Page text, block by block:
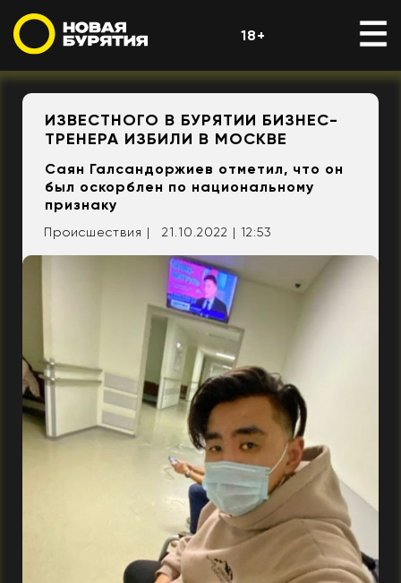
18+
ИЗВЕСТНОГО В БУРЯТИИ БИЗНЕС-
ТРЕНЕРА ИЗБИЛИ В МОСКВЕ
Саян Галсандоржиев отметил, что он
был оскорблен по национальному
признаку
Происшествия | 21.10.2022 | 12:53